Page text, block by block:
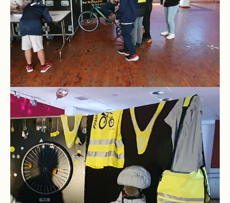
Handynutzung
Datenschutz
Sponsoren
Bestellung
Schokoticket